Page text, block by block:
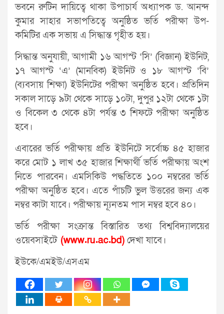
ভবনে রুটিন দায়িত্বে থাকা উপাচার্য অধ্যাপক ড. আনন্দ
কুমার সাহার সভাপতিত্বে অনুষ্ঠিত ভর্তি পরীক্ষা উপ-
কমিটির এক সভায় এ সিদ্ধান্ত গৃহীত হয়।
সিদ্ধান্ত অনুযায়ী, আগামী ১৬ আগস্ট ‘সি’ (বিজ্ঞান) ইউনিট,
১৭ আগস্ট ‘এ’ (মানবিক) ইউনিট ও ১৮ আগস্ট ‘বি’
(ব্যবসায় শিক্ষা) ইউনিটের পরীক্ষা অনুষ্ঠিত হবে। প্রতিদিন
সকাল সাড়ে ৯টা থেকে সাড়ে ১০টা, দুপুর ১২টা থেকে ১টা
ও বিকেল ৩ থেকে ৪টা পর্যন্ত ৩ শিফটে পরীক্ষা অনুষ্ঠিত
হবে।
এবারের ভর্তি পরীক্ষায় প্রতি ইউনিটে সর্বোচ্চ ৪৫ হাজার
করে মোট ১ লাখ ৩৫ হাজার শিক্ষার্থী ভর্তি পরীক্ষায় অংশ
নিতে পারবেন। এমসিকিউ পদ্ধতিতে ১০০ নম্বরের ভর্তি
পরীক্ষা অনুষ্ঠিত হবে। এতে পাঁচটি ভুল উত্তরের জন্য এক
নম্বর কাটা যাবে। পরীক্ষায় ন্যূনতম পাস নম্বর হবে ৪০।
ভর্তি পরীক্ষা সংক্রান্ত বিস্তারিত তথ্য বিশ্ববিদ্যালয়ের
ওয়েবসাইটে(www.ru.ac.bd) দেখা যাবে।
ইউকে/এমইউ/এসএম